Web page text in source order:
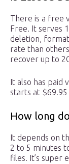
There is a free
Free. It serves
deletion,
rate than
recover up to
It also has paid
starts at
How long
It depends on
2 to 5 minutes
files. It’s super